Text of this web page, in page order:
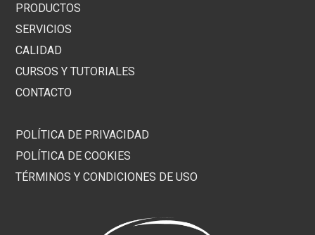
PRODUCTOS
SERVICIOS
CALIDAD
CURSOS Y TUTORIALES
CONTACTO
POLÍTICA DE PRIVACIDAD
POLÍTICA DE COOKIES
TÉRMINOS Y CONDICIONES DE USO